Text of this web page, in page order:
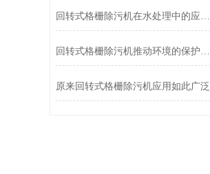
回转式格栅除污机在水处理中的应用效果分析
回转式格栅除污机推动环境的保护和可持续发展
原来回转式格栅除污机应用如此广泛